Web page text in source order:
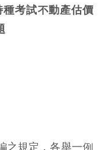
考試不動產估價
之規定，各舉一例